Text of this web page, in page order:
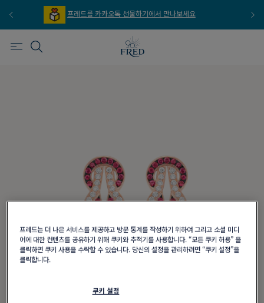
프레드를 카카오톡 선물하기에서 만나보세요 프레드를
프레드는 더 나은 서비스를 제공하고 방문 통계를 작성하기 위하여 그리고 소셜 미디
어에 대한 컨텐츠를 공유하기 위해 쿠키와 추적기를 사용합니다. “모든 쿠키 허용” 을
클릭하면 쿠키 사용을 수락할 수 있습니다. 당신의 설정을 관리하려면 “쿠키 설정”을
클릭합니다.
쿠키 설정